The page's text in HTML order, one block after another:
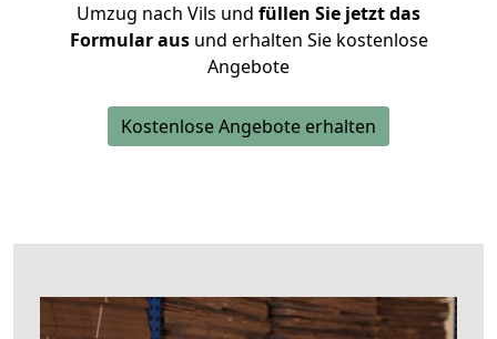
Umzug nach Vils und füllen Sie jetzt das
Formular ausund erhalten Sie kostenlose
Angebote
Kostenlose Angebote erhalten